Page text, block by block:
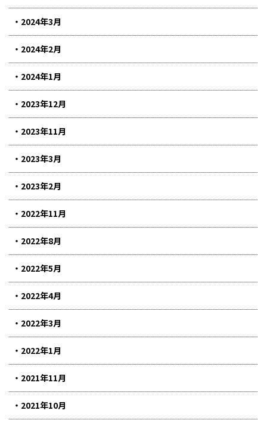
2024年3月
2024年2月
2024年1月
2023年12月
2023年11月
2023年3月
2023年2月
2022年11月
2022年8月
2022年5月
2022年4月
2022年3月
2022年1月
2021年11月
2021年10月